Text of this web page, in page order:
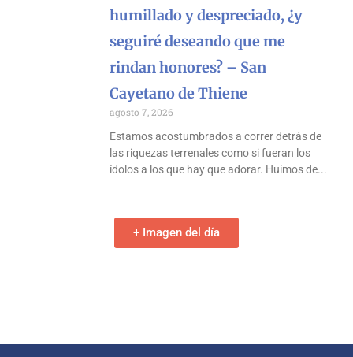
humillado y despreciado, ¿y
seguiré deseando que me
rindan honores? – San
Cayetano de Thiene
agosto 7, 2026
Estamos acostumbrados a correr detrás de
las riquezas terrenales como si fueran los
ídolos a los que hay que adorar. Huimos de
+ Imagen del día